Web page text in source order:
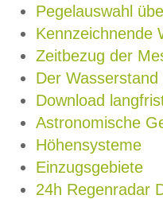
Pegelauswahl
Kennzeichnende
Zeitbezug der
Der Wasserstand
Download
Astronomische
Höhensysteme
Einzugsgebiete
24h Regenradar